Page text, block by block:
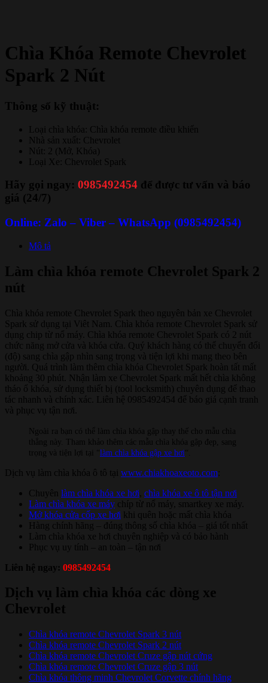
Chìa Khóa Remote Chevrolet
Spark 2 Nút
Thông số kỹ thuật:
Loại chìa khóa: Chìa khóa remote điều khiển
Nhà sản xuất: Chevrolet
Nút: 2 (Mở, Khóa)
Loại Xe: Chevrolet Spark
Hãy gọi ngay: 0985492454 để được tư vấn và báo
giá (24/7)
Online: Zalo – Viber – WhatsApp (0985492454)
Mô tả
Làm chìa khóa remote Chevrolet Spark 2
nút
Chìa khóa remote Chevrolet Spark theo nguyên bản xe Chevrolet
Spark sử dụng tại Viêt Nam. Chìa khóa remote Chevrolet Spark sử
dụng chip từ nổ máy. Chìa khóa remote Chevrolet Spark có 2 nút
chức năng mở cửa và khóa cửa. Quý khách hàng có thể chuyển đổi
(độ) sang chìa gập nhìn sang trọng và tiện lợi khi mang theo bên
người. Quá trình làm thêm chìa khóa Chevrolet Spark hoàn tất mất
khoảng 30 phút. Nhận làm xe Chevrolet Spark mất hết chìa không
tháo ổ khóa, sử dụng thiết bị (tool locksmith) chuyên dụng để thao
tác nhanh và chính xác. Liên hệ 0985492454 để báo giá cạnh tranh
và phục vụ tận nơi.
Ngoài ra bạn có thể làm chìa khóa gập thay thế cho mẫu chìa
thẳng này. Tham khảo thêm các mẫu chìa khóa gập đẹp, sang
trọng và tiện lợi tại “ làm chìa khóa gập xe hơi
Dịch vụ làm chìa khóa ô tô tại www.chiakhoaxeoto.com
Chuyên làm chìa khóa xe hơi chìa khóa xe ô tô tận nơi
Làm chìa khóa xe máy chíp từ nổ máy, smartkey xe máy.
Mở khóa cửa cốp xe hơi khi quên hoặc mất chìa khóa
Hàng chính hãng – đúng thông số chìa khóa – giá tốt nhất
Làm chìa khóa xe hơi chuyên nghiệp và có bảo hành
Phục vụ uy tính – an toàn – tận nơi
Liên hệ ngay: 0985492454
Dịch vụ làm chìa khóa các dòng xe
Chevrolet
Chìa khóa remote Chevrolet Spark 3 nút
Chìa khóa remote Chevrolet Spark 2 nút
Chìa khóa remote Chevrolet Cruze gập nút cứng
Chìa khóa remote Chevrolet Cruze gập 3 nút
Chìa khóa thông minh Chevrolet Corvette chính hãng